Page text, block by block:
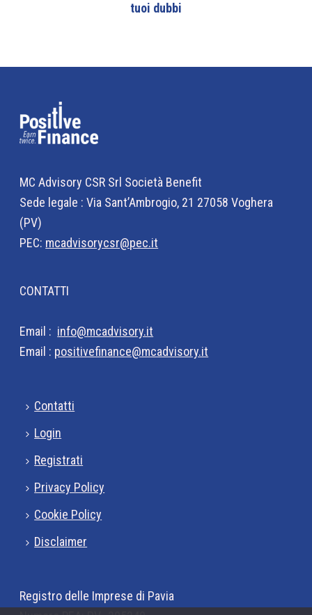
tuoi dubbi
MC Advisory CSR Srl Società Benefit
Sede legale : Via Sant’Ambrogio, 21 27058 Voghera
(PV)
PEC: mcadvisorycsr@pec.it
CONTATTI
Email : info@mcadvisory.it
Email : positivefinance@mcadvisory.it
Contatti
Login
Registrati
Privacy Policy
Cookie Policy
Disclaimer
Registro delle Imprese di Pavia